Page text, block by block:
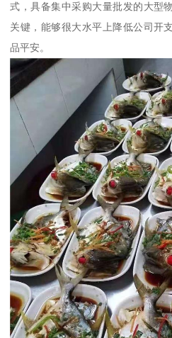
式，具备集中采购大量批发的大型
关键，能够很大水平上降低公司开
品平安。